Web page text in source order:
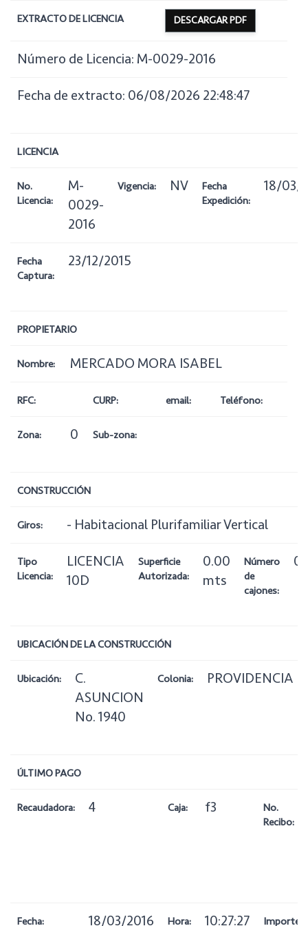
EXTRACTO DE LICENCIA DESCARGAR PDF
Número de Licencia: M-0029-2016
Fecha de extracto: 06/08/2026 22:48:47
LICENCIA
No.
Licencia:
M-
0029-
2016
Vigencia: NV
Fecha
Expedición:
18/03/
Fecha
Captura:
23/12/2015
PROPIETARIO
Nombre: MERCADO MORA ISABEL
RFC: CURP: email: Teléfono:
Zona: 0 Sub-zona:
CONSTRUCCIÓN
Giros: - Habitacional Plurifamiliar Vertical
Tipo
Licencia:
LICENCIA
10D
Superficie
Autorizada:
0.00
mts
Número
de
cajones:
0
UBICACIÓN DE LA CONSTRUCCIÓN
Ubicación:
C.
ASUNCION
No. 1940
Colonia: PROVIDENCIA
ÚLTIMO PAGO
Recaudadora: 4 Caja: f3
No.
Recibo:
Fecha: 18/03/2016 Hora: 10:27:27 Importe: